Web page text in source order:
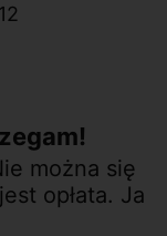
można się
opłata. Ja